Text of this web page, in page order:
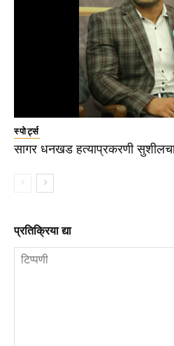
स्पोर्ट्स
सागर धनखड हत्याप्रकरणी
प्रतिक्रिया द्या